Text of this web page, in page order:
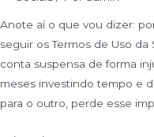
Anote aí o que vou dizer:
seguir os Termos de Uso
conta suspensa de forma
meses investindo tempo e
para o outro, perde esse